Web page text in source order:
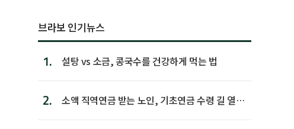
브라보 인기뉴스
1. 설탕 vs 소금, 콩국수를 건강하게 먹는 법
2.
소액 직역연금 받는 노인, 기초연금 수령 길 열린